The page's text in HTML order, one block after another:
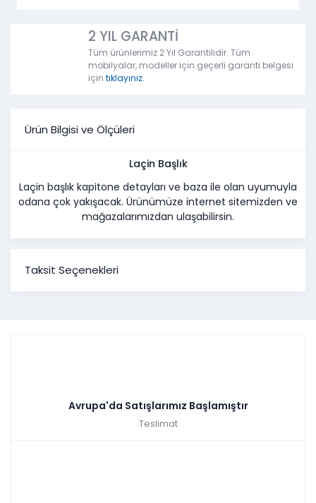
2 YIL GARANTİ
Tüm ürünlerimiz 2 Yıl Garantilidir. Tüm
mobilyalar, modeller için geçerli garanti belgesi
için tıklayınız.
Ürün Bilgisi ve Ölçüleri
Laçin Başlık
Laçin başlık kapitone detayları ve baza ile olan uyumuyla
odana çok yakışacak. Ürünümüze internet sitemizden ve
mağazalarımızdan ulaşabilirsin.
Taksit Seçenekleri
Avrupa'da Satışlarımız Başlamıştır
Teslimat